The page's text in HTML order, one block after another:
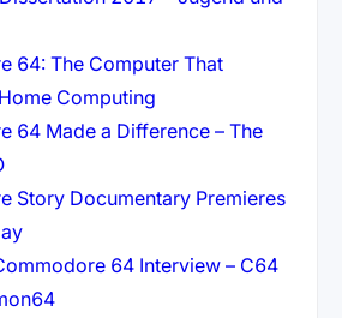
in neuem Tab)
64: The Computer That
Computing(öffnet in neuem
64 Made a Difference – The
(öffnet in neuem Tab)
Story Documentary Premieres
(öffnet in neuem Tab)
64 Interview – C64
(öffnet in neuem Tab)